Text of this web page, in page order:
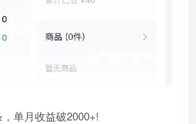
单月收益破2000+!